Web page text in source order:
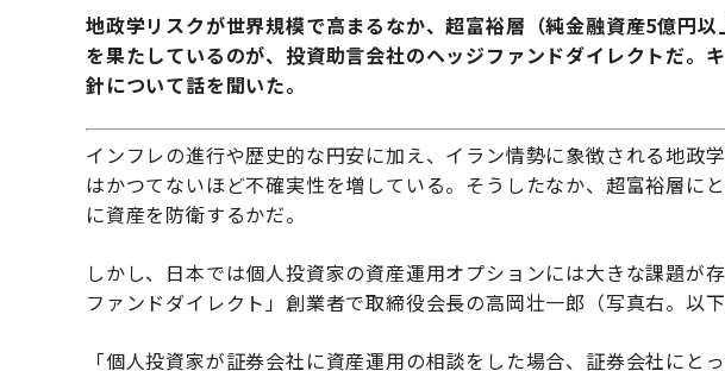
地政学リスクが世界規模で高まるなか、超富裕層（純金融資産5億円
を果たしているのが、投資助言会社のヘッジファンドダイレクトだ。
針について話を聞いた。
インフレの進行や歴史的な円安に加え、イラン情勢に象徴される地政
はかつてないほど不確実性を増している。そうしたなか、超富裕層に
に資産を防衛するかだ。
しかし、日本では個人投資家の資産運用オプションには大きな課題が
ファンドダイレクト」創業者で取締役会長の高岡壮一郎（写真右。以
「個人投資家が証券会社に資産運用の相談をした場合、証券会社にと